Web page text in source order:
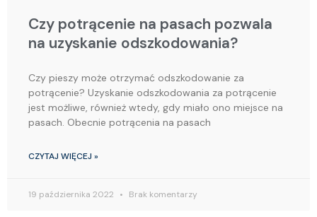
Czy potrącenie na pasach pozwala
na uzyskanie odszkodowania?
Czy pieszy może otrzymać odszkodowanie za
potrącenie? Uzyskanie odszkodowania za potrącenie
jest możliwe, również wtedy, gdy miało ono miejsce na
pasach. Obecnie potrącenia na pasach
CZYTAJ WIĘCEJ »
19 października 2022 Brak komentarzy